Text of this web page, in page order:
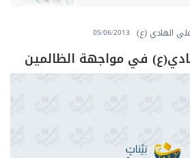
علي الهادي (ع) 05/06/2013
في مواجهة الظالمين